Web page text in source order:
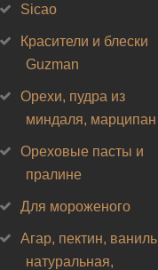
Sicao
Красители и блески
Guzman
Орехи, пудра из
миндаля, марципан
Ореховые пасты и
пралине
Для мороженого
Агар, пектин, ваниль
натуральная,